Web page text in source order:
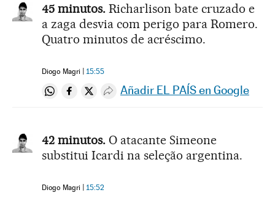
45 minutos. Richarlison bate cruzado e
a zaga desvia com perigo para Romero.
Quatro minutos de acréscimo.
Diogo Magri 15:55
Compartir en Whatsapp
Compartir en Facebook
Compartir en Twitter
Desplegar Redes Sociales
Añadir EL PAÍS en Google
42 minutos. O atacante Simeone
substitui Icardi na seleção argentina.
Diogo Magri 15:52